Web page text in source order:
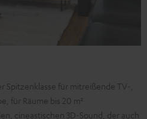
Spitzenklasse für mitreißende TV-,
für Räume bis 20 m²
cineastischen 3D-Sound, der auch